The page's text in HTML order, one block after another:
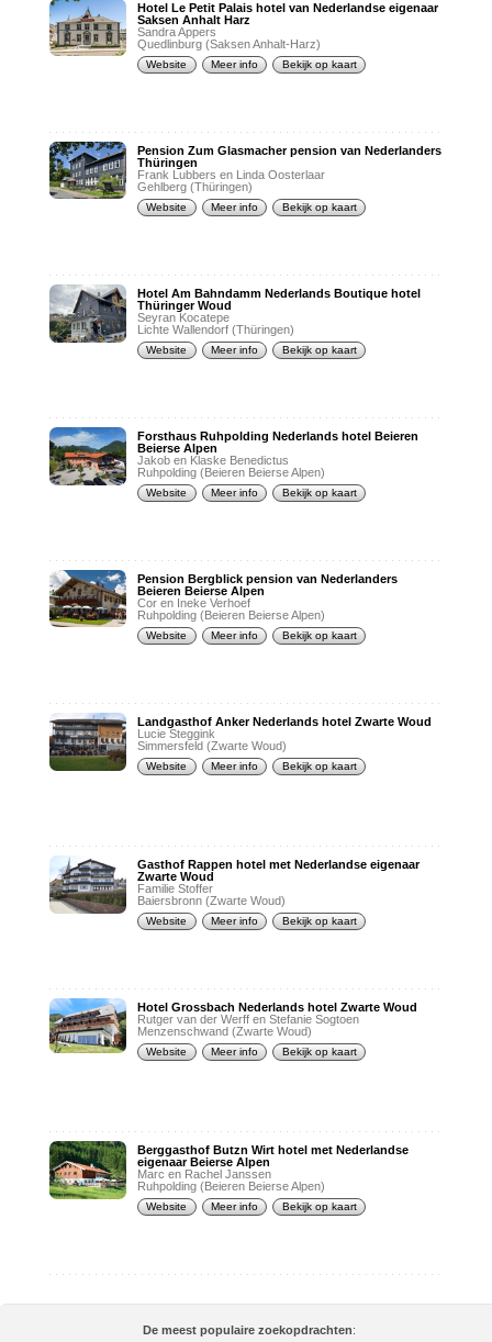
Hotel Le Petit Palais hotel van Nederlandse eigenaar
Saksen Anhalt Harz
Sandra Appers
Quedlinburg (Saksen Anhalt-Harz)
Website Meer info Bekijk op kaart
Pension Zum Glasmacher pension van Nederlanders
Thüringen
Frank Lubbers en Linda Oosterlaar
Gehlberg (Thüringen)
Website Meer info Bekijk op kaart
Hotel Am Bahndamm Nederlands Boutique hotel
Thüringer Woud
Seyran Kocatepe
Lichte Wallendorf (Thüringen)
Website Meer info Bekijk op kaart
Forsthaus Ruhpolding Nederlands hotel Beieren
Beierse Alpen
Jakob en Klaske Benedictus
Ruhpolding (Beieren Beierse Alpen)
Website Meer info Bekijk op kaart
Pension Bergblick pension van Nederlanders
Beieren Beierse Alpen
Cor en Ineke Verhoef
Ruhpolding (Beieren Beierse Alpen)
Website Meer info Bekijk op kaart
Landgasthof Anker Nederlands hotel Zwarte Woud
Lucie Steggink
Simmersfeld (Zwarte Woud)
Website Meer info Bekijk op kaart
Gasthof Rappen hotel met Nederlandse eigenaar
Zwarte Woud
Familie Stoffer
Baiersbronn (Zwarte Woud)
Website Meer info Bekijk op kaart
Hotel Grossbach Nederlands hotel Zwarte Woud
Rutger van der Werff en Stefanie Sogtoen
Menzenschwand (Zwarte Woud)
Website Meer info Bekijk op kaart
Berggasthof Butzn Wirt hotel met Nederlandse
eigenaar Beierse Alpen
Marc en Rachel Janssen
Ruhpolding (Beieren Beierse Alpen)
Website Meer info Bekijk op kaart
De meest populaire zoekopdrachten: